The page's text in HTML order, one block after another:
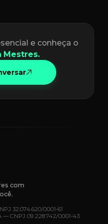
e conheça o
Mestres.
com
32.074.620/0001-61
— CNPJ 09.228.742/0001-43